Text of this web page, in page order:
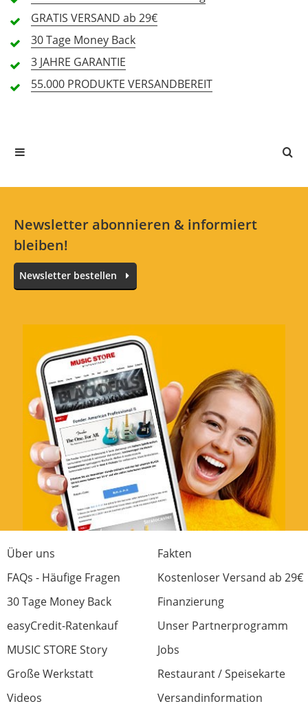
1 Sterne
Alle Sprachen
GRATIS VERSAND ab 29€
30 Tage Money Back
3 JAHRE GARANTIE
55.000 PRODUKTE VERSANDBEREIT
Newsletter abonnieren & informiert
bleiben!
Newsletter bestellen
Über uns
Fakten
FAQs - Häufige Fragen
Kostenloser Versand ab 29€
30 Tage Money Back
Finanzierung
easyCredit-Ratenkauf
Unser Partnerprogramm
MUSIC STORE Story
Jobs
Große Werkstatt
Restaurant / Speisekarte
Videos
Versandinformation